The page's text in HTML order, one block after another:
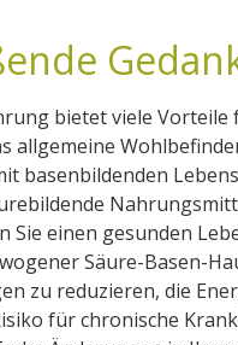
bietet viele Vorteile
allgemeine
basenbildenden
Sie einen gesunden
Säure-Basen-
zu reduzieren, die
für chronische